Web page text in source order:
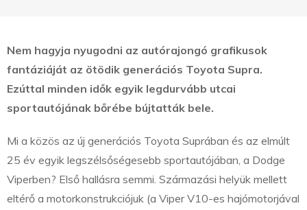
Nem hagyja nyugodni az autórajongó grafikusok
fantáziáját az ötödik generációs Toyota Supra.
Ezúttal minden idők egyik legdurvább utcai
sportautójának bőrébe bújtatták bele.
Mi a közös az új generációs Toyota Suprában és az elmúlt
25 év egyik legszélsőségesebb sportautójában, a Dodge
Viperben? Első hallásra semmi. Származási helyük mellett
eltérő a motorkonstrukciójuk (a Viper V10-es hajómotorjával